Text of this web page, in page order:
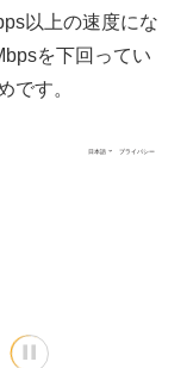
以上の速度にな
を下回ってい
です。